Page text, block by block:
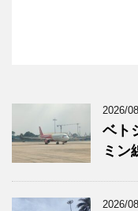
2026/
ベト
ミン
2026/